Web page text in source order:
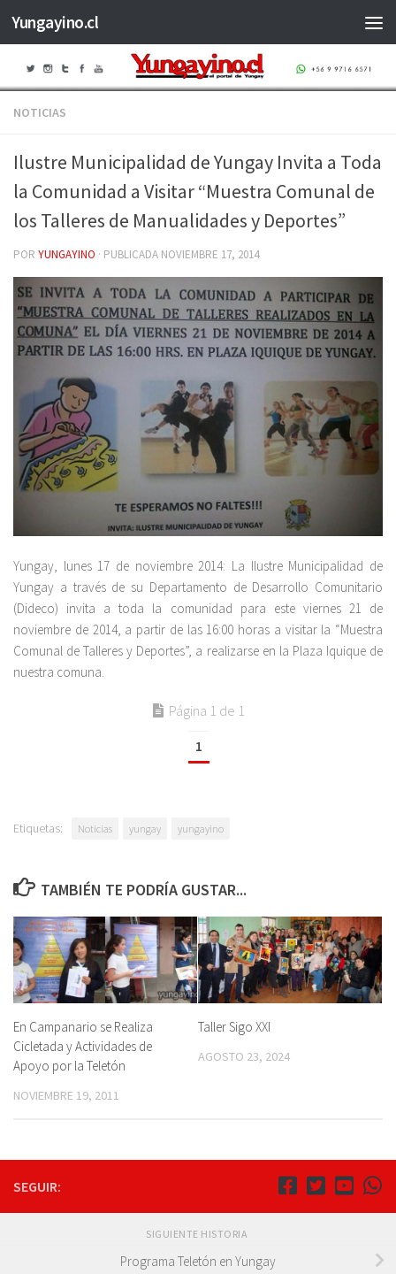
Saltar al contenido
Yungayino.cl
NOTICIAS
Ilustre Municipalidad de Yungay Invita a Toda
la Comunidad a Visitar “Muestra Comunal de
los Talleres de Manualidades y Deportes”
POR YUNGAYINO · PUBLICADA NOVIEMBRE 17, 2014
Yungay, lunes 17 de noviembre 2014: La Ilustre Municipalidad de
Yungay a través de su Departamento de Desarrollo Comunitario
(Dideco) invita a toda la comunidad para este viernes 21 de
noviembre de 2014, a partir de las 16:00 horas a visitar la “Muestra
Comunal de Talleres y Deportes”, a realizarse en la Plaza Iquique de
nuestra comuna.
Página 1 de 1
1
Etiquetas: Noticias yungay yungayino
TAMBIÉN TE PODRÍA GUSTAR...
En Campanario se Realiza
Cicletada y Actividades de
Apoyo por la Teletón
NOVIEMBRE 19, 2011
Taller Sigo XXI
AGOSTO 23, 2024
SEGUIR:
SIGUIENTE HISTORIA
Programa Teletón en Yungay